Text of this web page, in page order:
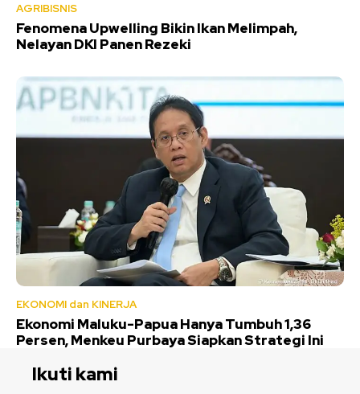
AGRIBISNIS
Fenomena Upwelling Bikin Ikan Melimpah,
Nelayan DKI Panen Rezeki
EKONOMI dan KINERJA
Ekonomi Maluku-Papua Hanya Tumbuh 1,36
Persen, Menkeu Purbaya Siapkan Strategi Ini
Ikuti kami